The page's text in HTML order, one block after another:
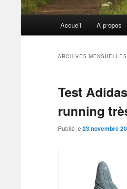
Accueil A propos
ARCHIVES
Test
running
Publié le 23 novembre